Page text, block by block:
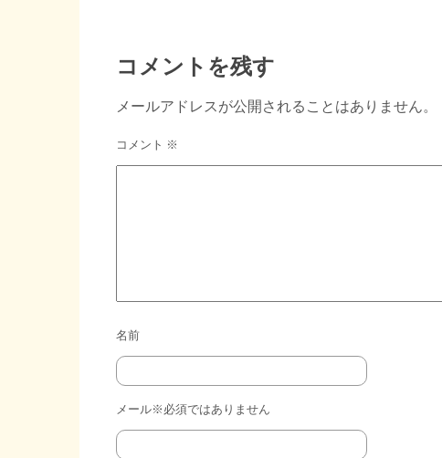
コメントを残す
メールアドレスが公開されることはありません。
コメント ※
名前
メール※必須ではありません